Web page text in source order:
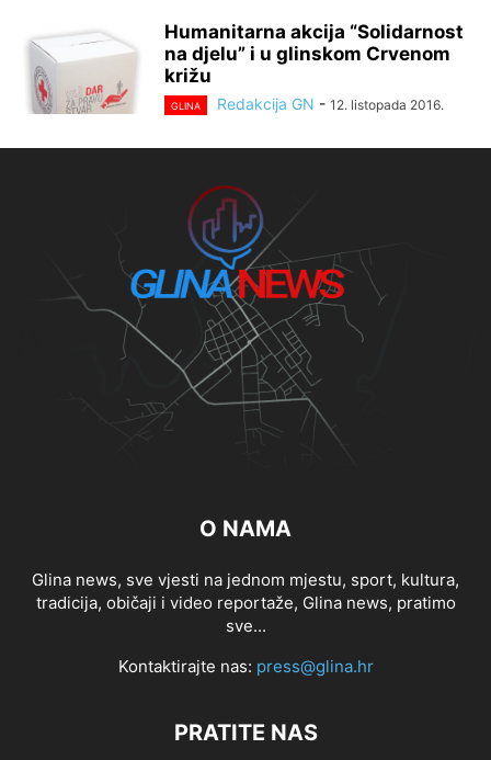
Humanitarna akcija “Solidarnost
na djelu” i u glinskom Crvenom
križu
GLINA Redakcija GN - 12. listopada 2016.
O NAMA
Glina news, sve vjesti na jednom mjestu, sport, kultura,
tradicija, običaji i video reportaže, Glina news, pratimo
sve...
Kontaktirajte nas: press@glina.hr
PRATITE NAS